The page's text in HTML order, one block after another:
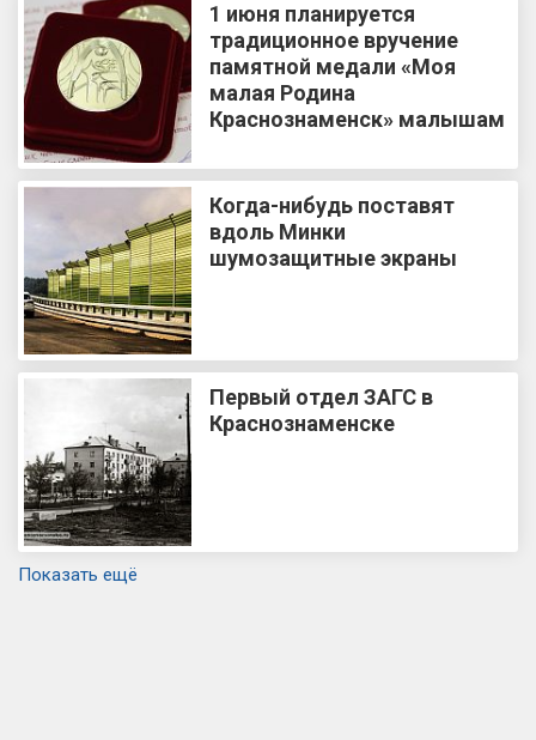
1 июня планируется
традиционное вручение
памятной медали «Моя
малая Родина
Краснознаменск» малышам
Когда-нибудь поставят
вдоль Минки
шумозащитные экраны
Первый отдел ЗАГС в
Краснознаменске
Показать ещё